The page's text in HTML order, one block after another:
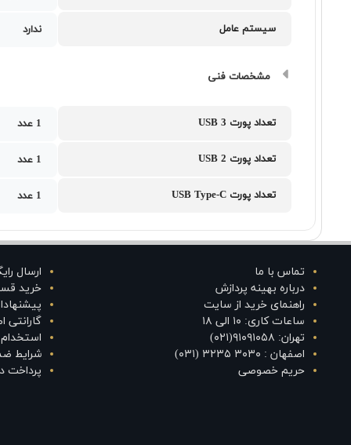
سیستم عامل ندارد
مشخصات فنی
تعداد پورت USB 3 1 عدد
تعداد پورت USB 2 1 عدد
تعداد پورت USB Type-C 1 عدد
تماس با ما
درباره بهینه پردازش
راهنمای خرید از سایت
ساعات کاری: ۱۰ الی ۱۸
تهران: ۹۱۰۹۱۰۵۸(۰۲۱)
اصفهان : ۳۰۳۰ ۳۲۳۵ (۰۳۱)
حریم خصوصی
ارسال
خرید
شرایط
پرداخت